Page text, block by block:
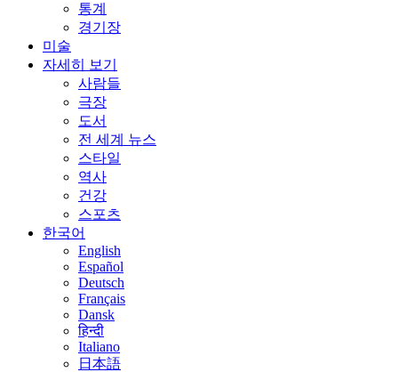
통계
경기장
미술
자세히 보기
사람들
극장
도서
전 세계 뉴스
스타일
역사
건강
스포츠
한국어
English
Español
Deutsch
Français
Dansk
हिन्दी
Italiano
日本語